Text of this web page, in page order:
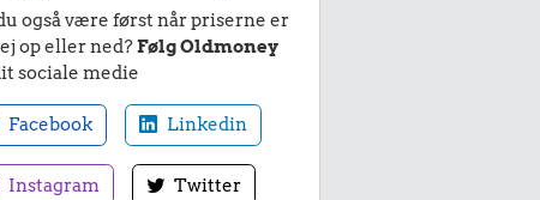
også være først når priserne er
op eller ned?Følg Oldmoney
sociale medie
Facebook Linkedin
Instagram Twitter